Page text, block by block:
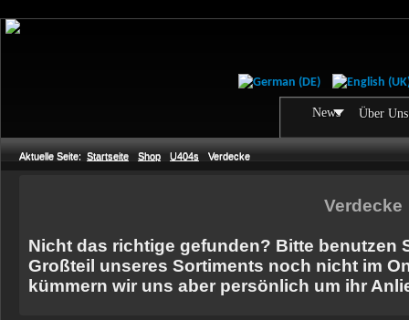
News Über Uns
Aktuelle Seite: Startseite Shop U404s Verdecke
Verdecke
Nicht das richtige gefunden? Bitte benutzen
Großteil unseres Sortiments noch nicht im
kümmern wir uns aber persönlich um ihr